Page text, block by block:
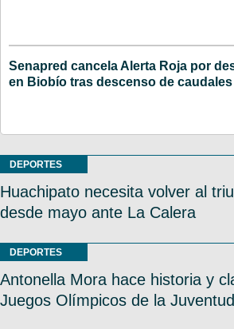
Senapred cancela Alerta Roja por
en Biobío tras descenso de caudales
DEPORTES
Huachipato necesita volver al
desde mayo ante La Calera
DEPORTES
Antonella Mora hace historia y
Juegos Olímpicos de la Juventud